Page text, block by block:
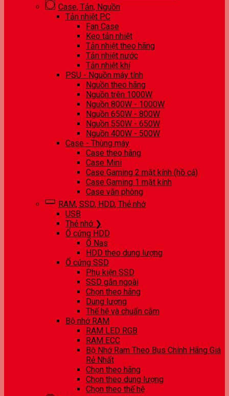
Case, Tản, Nguồn
Tản nhiệt PC
Fan Case
Keo tản nhiệt
Tản nhiệt theo hãng
Tản nhiệt nước
Tản nhiệt khí
PSU - Nguồn máy tính
Nguồn theo hãng
Nguồn trên 1000W
Nguồn 800W - 1000W
Nguồn 650W - 800W
Nguồn 550W - 650W
Nguồn 400W - 500W
Case - Thùng máy
Case theo hãng
Case Mini
Case Gaming 2 mặt kính (hồ cá)
Case Gaming 1 mặt kính
Case văn phòng
RAM, SSD, HDD, Thẻ nhớ
USB
Thẻ nhớ ❯
Ổ cứng HDD
Ổ Nas
HDD theo dung lượng
Ổ cứng SSD
Phụ kiện SSD
SSD gắn ngoài
Chọn theo hãng
Dung lượng
Thế hệ và chuẩn cắm
Bộ nhớ RAM
RAM LED RGB
RAM ECC
Bộ Nhớ Ram Theo Bus Chính Hãng Giá
Rẻ Nhất
Chọn theo hãng
Chọn theo dung lượng
Chọn theo thế hệ